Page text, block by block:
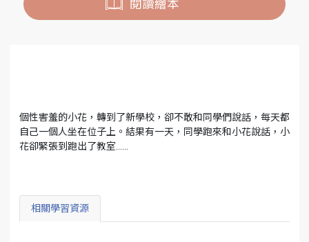
閱讀繪本
個性害羞的小花，轉到了新學校，卻不敢和同學們說話，每天都
自己一個人坐在位子上。結果有一天，同學跑來和小花說話，小
花卻緊張到跑出了教室……
相關學習資源